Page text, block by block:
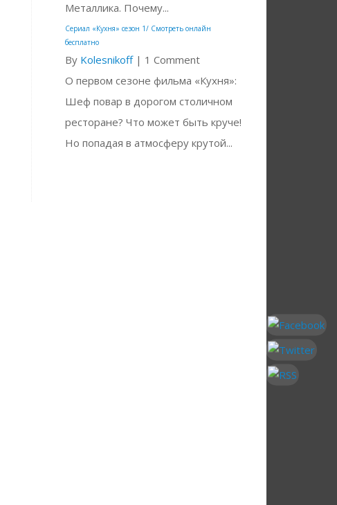
Металлика. Почему...
Сериал «Кухня» сезон 1/ Смотреть онлайн
бесплатно
By Kolesnikoff| 1 Comment
О первом сезоне фильма «Кухня»:
Шеф повар в дорогом столичном
ресторане? Что может быть круче!
Но попадая в атмосферу крутой...